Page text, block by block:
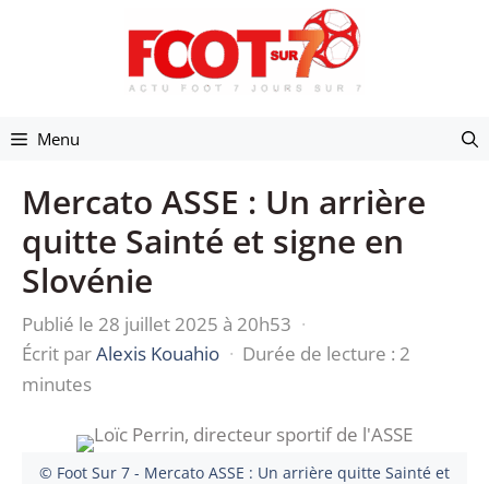
Menu
Mercato ASSE : Un arrière
quitte Sainté et signe en
Slovénie
Publié le 28 juillet 2025 à 20h53 ·
Écrit parAlexis Kouahio · Durée de lecture : 2
minutes
© Foot Sur 7 - Mercato ASSE : Un arrière quitte Sainté et